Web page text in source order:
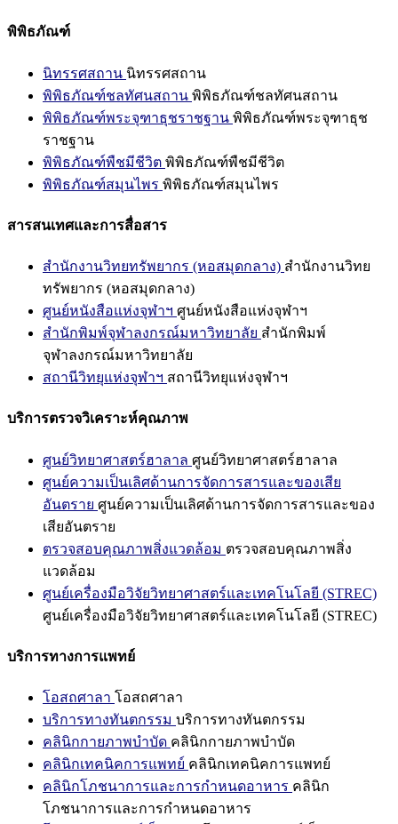
พิพิธภัณฑ์
นิทรรศสถาน นิทรรศสถาน
พิพิธภัณฑ์ชลทัศนสถาน พิพิธภัณฑ์ชลทัศนสถาน
พิพิธภัณฑ์พระจุฑาธุชราชฐาน พิพิธภัณฑ์พระจุฑาธุช
ราชฐาน
พิพิธภัณฑ์พืชมีชีวิต พิพิธภัณฑ์พืชมีชีวิต
พิพิธภัณฑ์สมุนไพร พิพิธภัณฑ์สมุนไพร
สารสนเทศและการสื่อสาร
สำนักงานวิทยทรัพยากร (หอสมุดกลาง) สำนักงานวิทย
ทรัพยากร (หอสมุดกลาง)
ศูนย์หนังสือแห่งจุฬาฯ ศูนย์หนังสือแห่งจุฬาฯ
สำนักพิมพ์จุฬาลงกรณ์มหาวิทยาลัย สำนักพิมพ์
จุฬาลงกรณ์มหาวิทยาลัย
สถานีวิทยุแห่งจุฬาฯ สถานีวิทยุแห่งจุฬาฯ
บริการตรวจวิเคราะห์คุณภาพ
ศูนย์วิทยาศาสตร์ฮาลาล ศูนย์วิทยาศาสตร์ฮาลาล
ศูนย์ความเป็นเลิศด้านการจัดการสารและของเสีย
อันตราย ศูนย์ความเป็นเลิศด้านการจัดการสารและของ
เสียอันตราย
ตรวจสอบคุณภาพสิ่งแวดล้อม ตรวจสอบคุณภาพสิ่ง
แวดล้อม
ศูนย์เครื่องมือวิจัยวิทยาศาสตร์และเทคโนโลยี (STREC)
ศูนย์เครื่องมือวิจัยวิทยาศาสตร์และเทคโนโลยี (STREC)
บริการทางการแพทย์
โอสถศาลา โอสถศาลา
บริการทางทันตกรรม บริการทางทันตกรรม
คลินิกกายภาพบำบัด คลินิกกายภาพบำบัด
คลินิกเทคนิคการแพทย์ คลินิกเทคนิคการแพทย์
คลินิกโภชนาการและการกำหนดอาหาร คลินิก
โภชนาการและการกำหนดอาหาร